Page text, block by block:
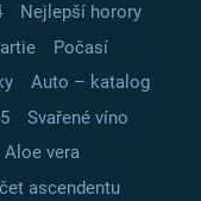
Nejlepší horory
Počasí
Auto – katalog
Svařené víno
Aloe vera
ascendentu